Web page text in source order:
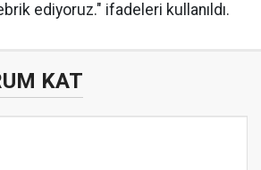
ediyoruz." ifadeleri kullanıldı.
KAT